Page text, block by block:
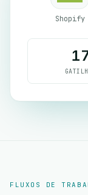
Shopify
FLUXOS DE